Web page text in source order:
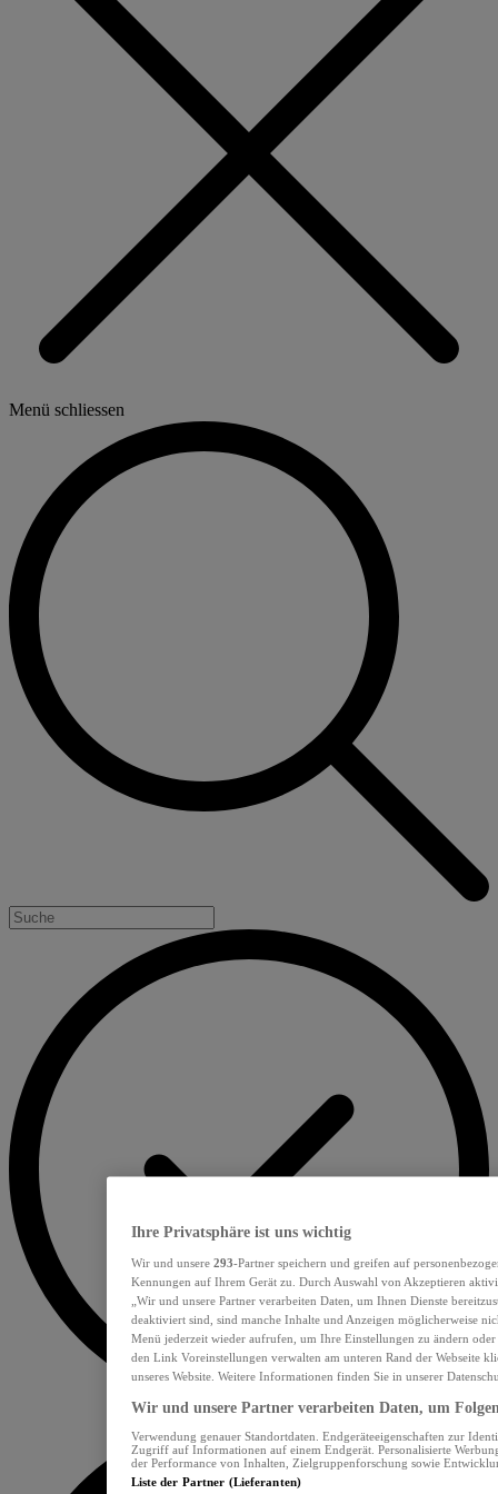
Menü schliessen
Ihre Privatsphäre ist uns wichtig
Wir und unsere 293-Partner speichern und greifen auf
Kennungen auf Ihrem Gerät zu. Durch Auswahl von Akzeptieren
„Wir und unsere Partner verarbeiten Daten, um Ihnen Dienste
deaktiviert sind, sind manche Inhalte und Anzeigen möglicherweise
Menü jederzeit wieder aufrufen, um Ihre Einstellungen zu ändern
den Link Voreinstellungen verwalten am unteren Rand der Webseite
unseres Website. Weitere Informationen finden Sie in unserer
Wir und unsere Partner verarbeiten Daten, um
Verwendung genauer Standortdaten. Endgeräteeigenschaften zur
Zugriff auf Informationen auf einem Endgerät. Personalisierte
der Performance von Inhalten, Zielgruppenforschung sowie
Liste der Partner (Lieferanten)